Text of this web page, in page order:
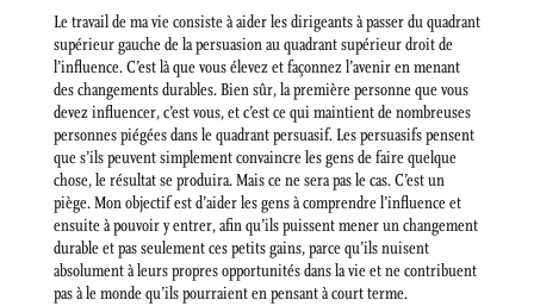
Le travail de ma vie consiste à aider les dirigeants à passer du quadrant
supérieur gauche de la persuasion au quadrant supérieur droit de
l’influence. C’est là que vous élevez et façonnez l’avenir en menant
des changements durables. Bien sûr, la première personne que vous
devez influencer, c’est vous, et c’est ce qui maintient de nombreuses
personnes piégées dans le quadrant persuasif. Les persuasifs pensent
que s’ils peuvent simplement convaincre les gens de faire quelque
chose, le résultat se produira. Mais ce ne sera pas le cas. C’est un
piège. Mon objectif est d’aider les gens à comprendre l’influence et
ensuite à pouvoir y entrer, afin qu’ils puissent mener un changement
durable et pas seulement ces petits gains, parce qu’ils nuisent
absolument à leurs propres opportunités dans la vie et ne contribuent
pas à le monde qu’ils pourraient en pensant à court terme.